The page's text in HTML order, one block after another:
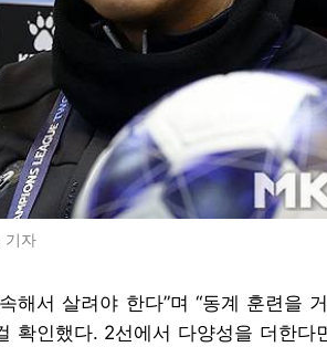
기자
해서 살려야 한다”며 “동계 훈련을
확인했다. 2선에서 다양성을 더한다